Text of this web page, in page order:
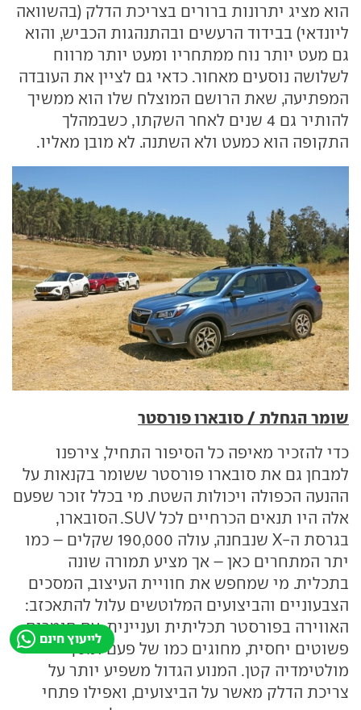
הוא מציג יתרונות ברורים בצריכת הדלק (בהשוואה
ליונדאי) בבידוד הרעשים ובהתנהגות הכביש, והוא
גם מעט יותר נוח ממתחריו ומעט יותר מרווח
לשלושה נוסעים מאחור. כדאי גם לציין את העובדה
המפתיעה, שאת הרושם המוצלח שלו הוא ממשיך
להותיר גם 4 שנים לאחר השקתו, כשבמהלך
התקופה הוא כמעט ולא השתנה. לא מובן מאליו.
שומר הגחלת / סובארו פורסטר
כדי להזכיר מאיפה כל הסיפור התחיל, צירפנו
למבחן גם את סובארו פורסטר ששומר בקנאות על
ההנעה הכפולה ויכולות השטח. מי בכלל זוכר שפעם
אלה היו תנאים הכרחיים לכל SUV. הסובארו,
בגרסת ה-X שנבחנה, עולה 190,000 שקלים – כמו
יתר המתחרים כאן – אך מציע תמורה שונה
בתכלית. מי שמחפש את חוויית העיצוב, המסכים
הצבעוניים והביצועים המלוטשים עלול להתאכזב:
האווירה בפורסטר תכליתית ועניינית, עם חומרים
פשוטים יחסית, מחוגים כמו של פעם ומסך
מולטימדיה קטן. המנוע הגדול משפיע יותר על
צריכת הדלק מאשר על הביצועים, ואפילו פתחי
לייעוץ חינם